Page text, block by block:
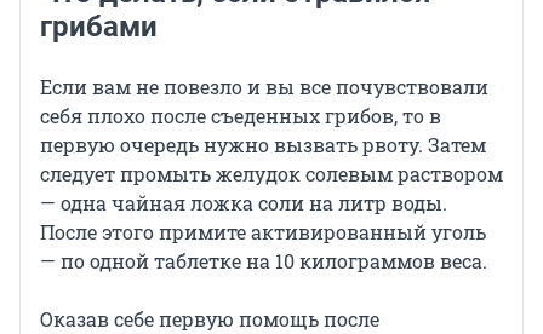
грибами
Если вам не повезло и вы все почувствовали
себя плохо после съеденных грибов, то в
первую очередь нужно вызвать рвоту. Затем
следует промыть желудок солевым раствором
— одна чайная ложка соли на литр воды.
После этого примите активированный уголь
— по одной таблетке на 10 килограммов веса.
Оказав себе первую помощь после